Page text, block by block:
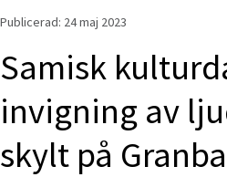
Publicerad: 24 maj 2023
Samisk
invigning av
skylt på